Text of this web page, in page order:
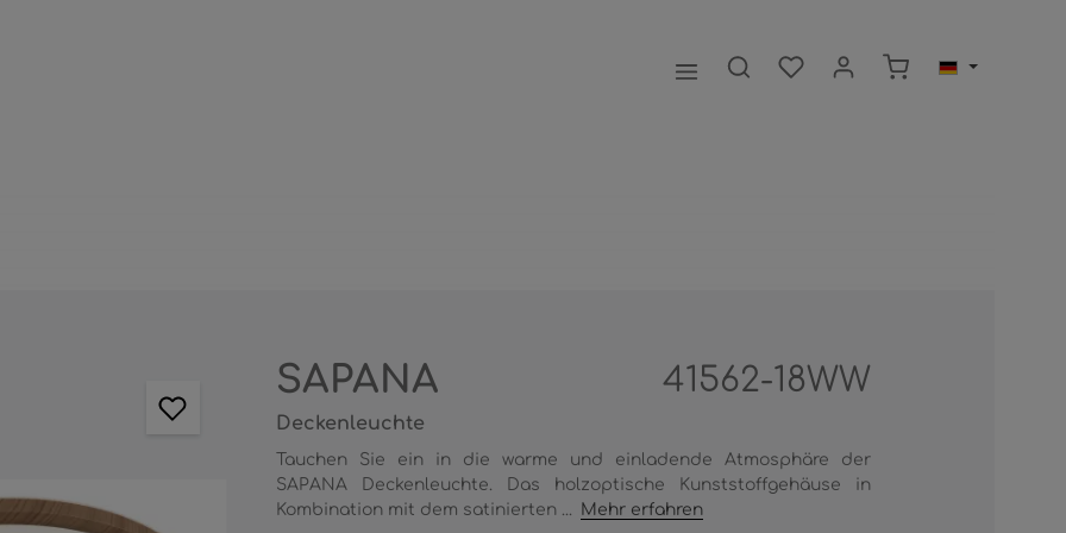
SAPANA 41562-18WW
Deckenleuchte
Tauchen Sie ein in die warme und einladende Atmosphäre der
SAPANA Deckenleuchte. Das holzoptische Kunststoffgehäuse in
Kombination mit dem satinierten ...
Mehr erfahren